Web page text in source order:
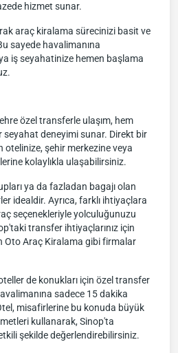
hizmet sunar.
araç kiralama sürecinizi basit ve
sayede havalimanına
iş seyahatinize hemen başlama
özel transferle ulaşım, hem
deneyimi sunar. Direkt bir
otelinize, şehir merkezine veya
kolaylıkla ulaşabilirsiniz.
ya da fazladan bagajı olan
idealdir. Ayrıca, farklı ihtiyaçlara
seçenekleriyle yolculuğunuzu
transfer ihtiyaçlarınız için
Oto Araç Kiralama gibi firmalar
de konukları için özel transfer
sadece 15 dakika
misafirlerine bu konuda büyük
kullanarak, Sinop'ta
şekilde değerlendirebilirsiniz.